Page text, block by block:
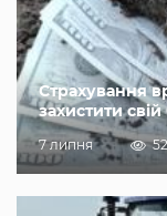
Страхування
захистити свій
7 липня